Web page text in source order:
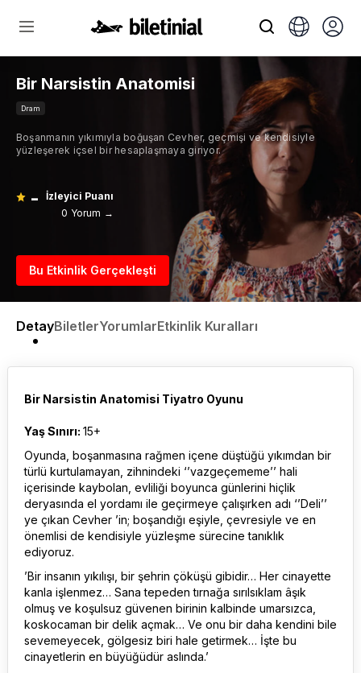
Bir Narsistin Anatomisi
Dram
Boşanmanın yıkımıyla boğuşan Cevher, geçmişi ve kendisiyle
yüzleşerek içsel bir hesaplaşmaya giriyor.
-
İzleyici Puanı
0 Yorum →
Bu Etkinlik Gerçekleşti
DetayBiletlerYorumlarEtkinlik Kuralları
Bir Narsistin Anatomisi Tiyatro Oyunu
Yaş Sınırı: 15+
Oyunda, boşanmasına rağmen içene düştüğü yıkımdan bir
türlü kurtulamayan, zihnindeki ‘’vazgeçememe’’ hali
içerisinde kaybolan, evliliği boyunca günlerini hiçlik
deryasında el yordamı ile geçirmeye çalışırken adı ‘’Deli’’
ye çıkan Cevher ’in; boşandığı eşiyle, çevresiyle ve en
önemlisi de kendisiyle yüzleşme sürecine tanıklık
ediyoruz.
’Bir insanın yıkılışı, bir şehrin çöküşü gibidir… Her cinayette
kanla işlenmez… Sana tepeden tırnağa sırılsıklam âşık
olmuş ve koşulsuz güvenen birinin kalbinde umarsızca,
koskocaman bir delik açmak… Ve onu bir daha kendini bile
sevemeyecek, gölgesiz biri hale getirmek… İşte bu
cinayetlerin en büyüğüdür aslında.’